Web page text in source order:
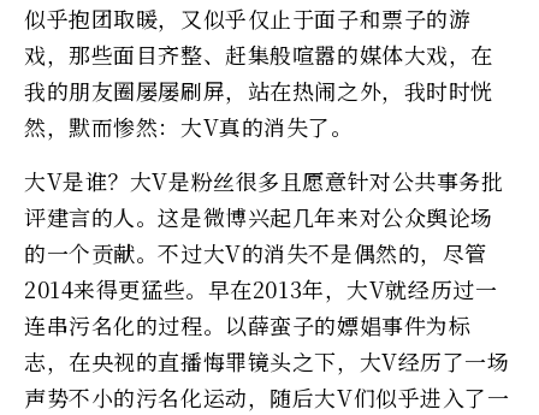
似乎抱团取暖，又似乎仅止于面子和票子的游
戏，那些面目齐整、赶集般喧嚣的媒体大戏，在
我的朋友圈屡屡刷屏，站在热闹之外，我时时恍
然，默而惨然：大V真的消失了。
大V是谁？大V是粉丝很多且愿意针对公共事务批
评建言的人。这是微博兴起几年来对公众舆论场
的一个贡献。不过大V的消失不是偶然的，尽管
2014来得更猛些。早在2013年，大V就经历过一
连串污名化的过程。以薛蛮子的嫖娼事件为标
志，在央视的直播悔罪镜头之下，大V经历了一场
声势不小的污名化运动，随后大V们似乎进入了一